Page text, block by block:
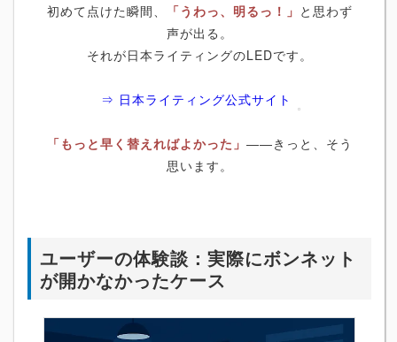
初めて点けた瞬間、 「うわっ、明るっ！」 と思わず
声が出る。
それが日本ライティングのLEDです。
⇒ 日本ライティング公式サイト
「もっと早く替えればよかった」 ――きっと、そう
思います。
ユーザーの体験談：実際にボンネット
が開かなかったケース